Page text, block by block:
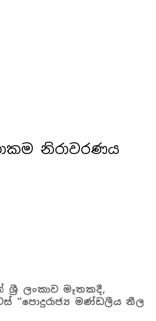
නිරාවරණය
ලංකාව මෑතකදී,
“පොදුරාජ්‍ය මණ්ඩලීය නීල